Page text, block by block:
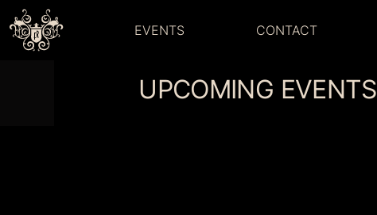
EVENTS CONTACT
UPCOMING EVENTS